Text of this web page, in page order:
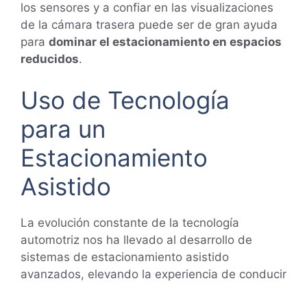
los sensores y a confiar en las visualizaciones
de la cámara trasera puede ser de gran ayuda
para dominar el estacionamiento en espacios
reducidos.
Uso de Tecnología
para un
Estacionamiento
Asistido
La evolución constante de la tecnología
automotriz nos ha llevado al desarrollo de
sistemas de estacionamiento asistido
avanzados, elevando la experiencia de conducir